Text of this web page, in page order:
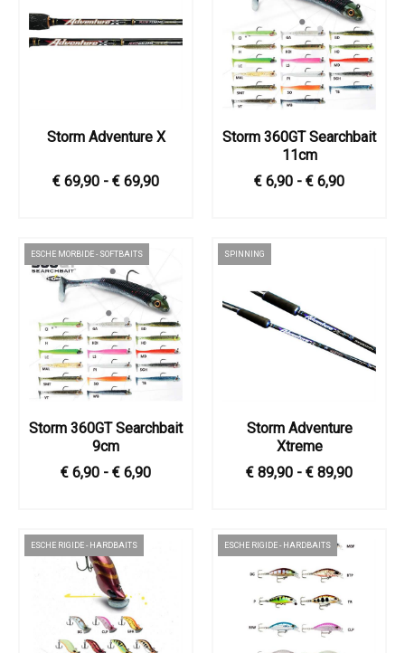
Storm Adventure X
€ 69,90 - € 69,90
Storm 360GT Searchbait
11cm
€ 6,90 - € 6,90
ESCHE MORBIDE - SOFTBAITS
Storm 360GT Searchbait
9cm
€ 6,90 - € 6,90
SPINNING
Storm Adventure
Xtreme
€ 89,90 - € 89,90
ESCHE RIGIDE - HARDBAITS ESCHE RIGIDE - HARDBAITS